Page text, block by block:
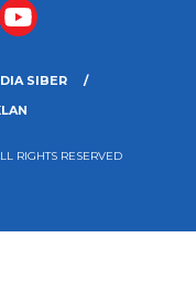
SIBER
RIGHTS RESERVED